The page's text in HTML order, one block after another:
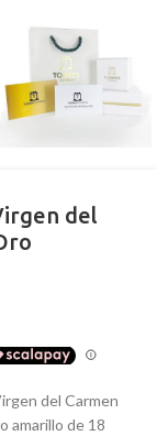
del
del Carmen
amarillo de 18